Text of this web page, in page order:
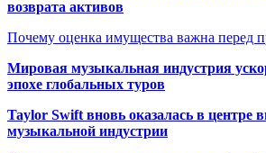
возврата активов
Почему оценка имущества важна перед
Мировая музыкальная индустрия
эпохе глобальных туров
Taylor Swift вновь оказалась в центре
музыкальной индустрии